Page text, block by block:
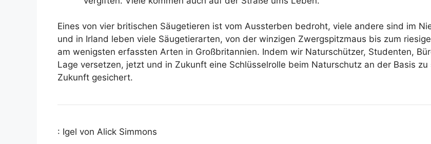
Eines von vier britischen Säugetieren ist vom Aussterben bedroht, viele andere sind im
und in Irland leben viele Säugetierarten, von der winzigen Zwergspitzmaus bis zum
am wenigsten erfassten Arten in Großbritannien. Indem wir Naturschützer, Studenten,
Lage versetzen, jetzt und in Zukunft eine Schlüsselrolle beim Naturschutz an der Basis
Zukunft gesichert.
: Igel von Alick Simmons